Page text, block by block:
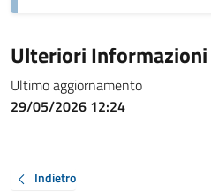
Ulteriori Informazioni
Ultimo aggiornamento
29/05/2026 12:24
Indietro